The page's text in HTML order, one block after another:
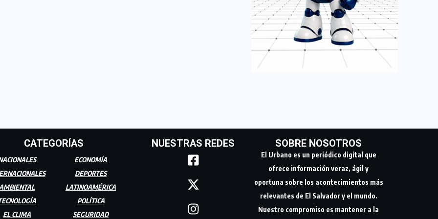
CATEGORÍAS
EL CLIMA
ECONOMÍA
DEPORTES
LATINOAMÉRICA
POLÍTICA
SEGURIDAD
NUESTRAS REDES SOBRE NOSOTROS
El Urbano es un periódico digital que
ofrece información veraz, ágil y
oportuna sobre los acontecimientos más
relevantes de El Salvador y el mundo.
Nuestro compromiso es mantener a la